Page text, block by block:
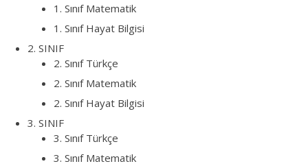
1. Sınıf Matematik
1. Sınıf Hayat Bilgisi
2. SINIF
2. Sınıf Türkçe
2. Sınıf Matematik
2. Sınıf Hayat Bilgisi
3. SINIF
3. Sınıf Türkçe
3. Sınıf Matematik